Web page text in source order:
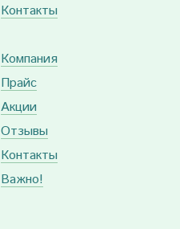
Контакты
Компания
Прайс
Акции
Отзывы
Контакты
Важно!